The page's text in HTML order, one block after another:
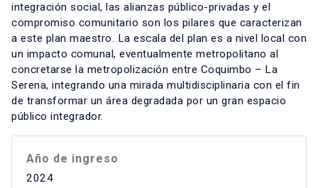
integración social, las alianzas público-privadas y el
compromiso comunitario son los pilares que caracterizan
a este plan maestro. La escala del plan es a nivel local con
un impacto comunal, eventualmente metropolitano al
concretarse la metropolización entre Coquimbo – La
Serena, integrando una mirada multidisciplinaria con el fin
de transformar un área degradada por un gran espacio
público integrador.
Año de ingreso
2024